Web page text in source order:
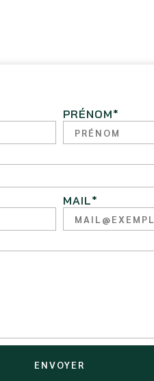
PRÉNOM*
MAIL*
ENVOYER